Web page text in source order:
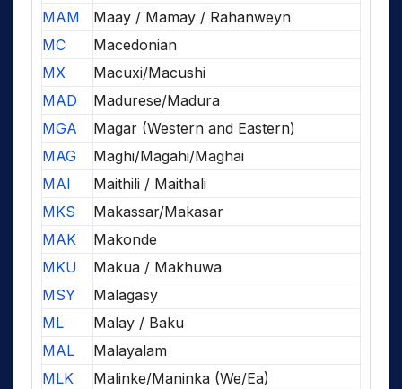
MAM
Maay / Mamay / Rahanweyn
MC
Macedonian
MX
Macuxi/Macushi
MAD
Madurese/Madura
MGA
Magar (Western and Eastern)
MAG
Maghi/Magahi/Maghai
MAI
Maithili / Maithali
MKS
Makassar/Makasar
MAK
Makonde
MKU
Makua / Makhuwa
MSY
Malagasy
ML
Malay / Baku
MAL
Malayalam
MLK
Malinke/Maninka (We/Ea)